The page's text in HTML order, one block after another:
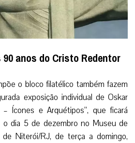
anos do Cristo Redentor
o bloco filatélico também fazem
exposição individual de Oskar
Ícones e Arquétipos”, que ficará
o dia 5 de dezembro no Museu de
Niterói/RJ, de terça a domingo,